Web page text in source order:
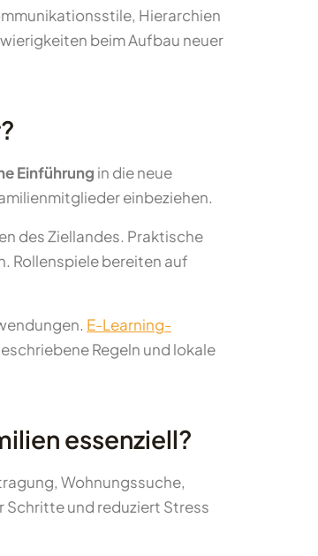
Hierarchien
beim Aufbau neuer
Einführung in die neue
einbeziehen.
des Ziellandes. Praktische
Rollenspiele bereiten auf
E-Learning-
Regeln und lokale
essenziell?
Wohnungssuche,
und reduziert Stress